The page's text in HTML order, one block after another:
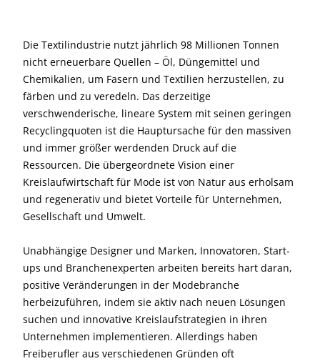
Die Textilindustrie nutzt jährlich 98 Millionen Tonnen
nicht erneuerbare Quellen – Öl, Düngemittel und
Chemikalien, um Fasern und Textilien herzustellen, zu
färben und zu veredeln. Das derzeitige
verschwenderische, lineare System mit seinen geringen
Recyclingquoten ist die Hauptursache für den massiven
und immer größer werdenden Druck auf die
Ressourcen. Die übergeordnete Vision einer
Kreislaufwirtschaft für Mode ist von Natur aus erholsam
und regenerativ und bietet Vorteile für Unternehmen,
Gesellschaft und Umwelt.
Unabhängige Designer und Marken, Innovatoren, Start-
ups und Branchenexperten arbeiten bereits hart daran,
positive Veränderungen in der Modebranche
herbeizuführen, indem sie aktiv nach neuen Lösungen
suchen und innovative Kreislaufstrategien in ihren
Unternehmen implementieren. Allerdings haben
Freiberufler aus verschiedenen Gründen oft